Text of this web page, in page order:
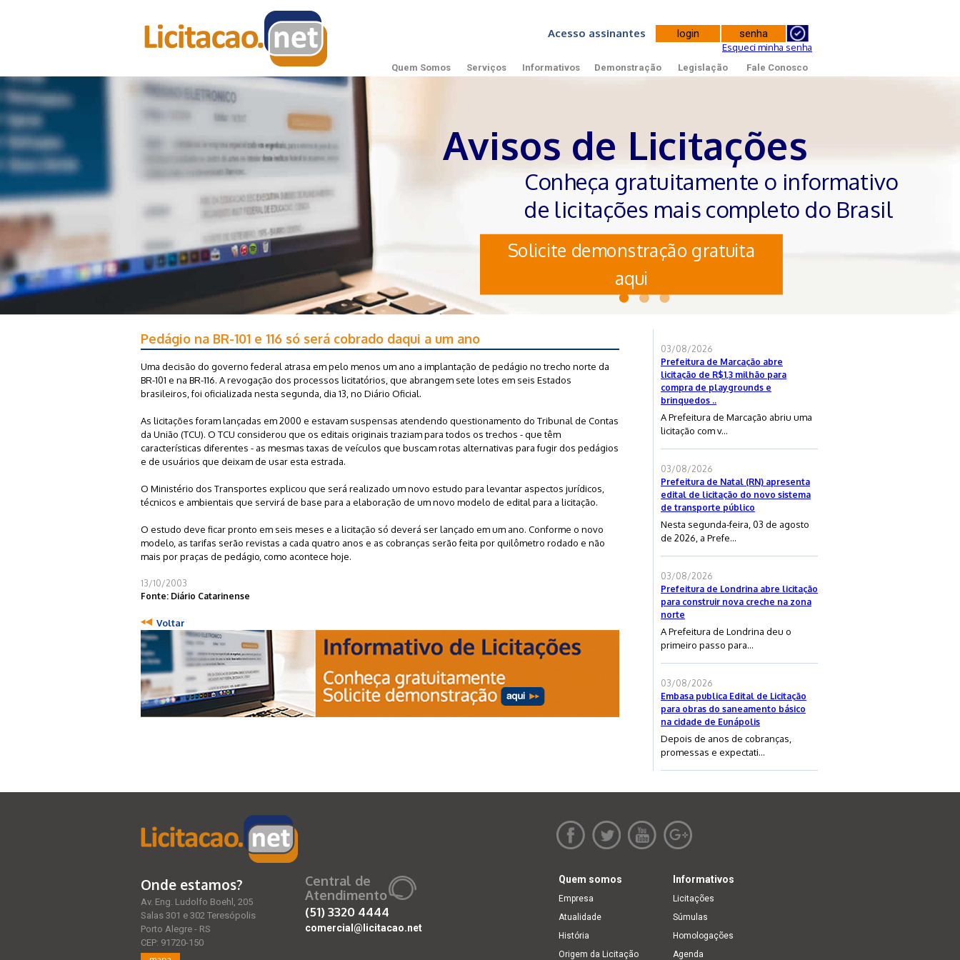
Acesso assinantes
Esqueci minha senha
Quem Somos Serviços Informativos Demonstração Legislação Fale Conosco
Avisos de Licitações
Conheça gratuitamente o informativo
de licitações mais completo do Brasil
Solicite demonstração gratuita
aqui
Pedágio na BR-101 e 116 só será cobrado daqui a um ano
Uma decisão do governo federal atrasa em pelo menos um ano a implantação de pedágio no trecho norte da
BR-101 e na BR-116. A revogação dos processos licitatórios, que abrangem sete lotes em seis Estados
brasileiros, foi oficializada nesta segunda, dia 13, no Diário Oficial.
As licitações foram lançadas em 2000 e estavam suspensas atendendo questionamento do Tribunal de Contas
da União (TCU). O TCU considerou que os editais originais traziam para todos os trechos - que têm
características diferentes - as mesmas taxas de veículos que buscam rotas alternativas para fugir dos pedágios
e de usuários que deixam de usar esta estrada.
O Ministério dos Transportes explicou que será realizado um novo estudo para levantar aspectos jurídicos,
técnicos e ambientais que servirá de base para a elaboração de um novo modelo de edital para a licitação.
O estudo deve ficar pronto em seis meses e a licitação só deverá ser lançado em um ano. Conforme o novo
modelo, as tarifas serão revistas a cada quatro anos e as cobranças serão feita por quilômetro rodado e não
mais por praças de pedágio, como acontece hoje.
13/10/2003
Fonte: Diário Catarinense
Voltar
03/08/2026
Prefeitura de Marcação abre
licitação de R$1,3 milhão para
compra de playgrounds e
brinquedos ..
A Prefeitura de Marcação abriu uma
licitação com v...
03/08/2026
Prefeitura de Natal (RN) apresenta
edital de licitação do novo sistema
de transporte público
Nesta segunda-feira, 03 de agosto
de 2026, a Prefe...
03/08/2026
Prefeitura de Londrina abre licitação
para construir nova creche na zona
norte
A Prefeitura de Londrina deu o
primeiro passo para...
03/08/2026
Embasa publica Edital de Licitação
para obras do saneamento básico
na cidade de Eunápolis
Depois de anos de cobranças,
promessas e expectati...
Onde estamos?
Av. Eng. Ludolfo Boehl, 205
Salas 301 e 302 Teresópolis
Porto Alegre - RS
CEP: 91720-150
Central de
Atendimento
(51)3320 4444
comercial@licitacao.net
Quem somos
Empresa
Atualidade
História
Origem da Licitação
Informativos
Licitações
Súmulas
Homologações
Agenda